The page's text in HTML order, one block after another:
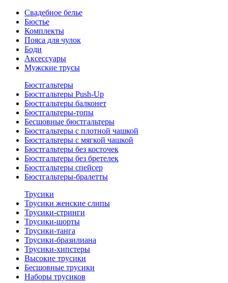
Свадебное белье
Бюстье
Комплекты
Пояса для чулок
Боди
Аксессуары
Мужские трусы
Бюстгальтеры
Бюстгальтеры Push-Up
Бюстгальтеры балконет
Бюстгальтеры-топы
Бесшовные бюстгальтеры
Бюстгальтеры с плотной чашкой
Бюстгальтеры с мягкой чашкой
Бюстгальтеры без косточек
Бюстгальтеры без бретелек
Бюстгальтеры спейсер
Бюстгальтеры-бралетты
Трусики
Трусики женские слипы
Трусики-стринги
Трусики-шорты
Трусики-танга
Трусики-бразилиана
Трусики-хипстеры
Высокие трусики
Бесшовные трусики
Наборы трусиков